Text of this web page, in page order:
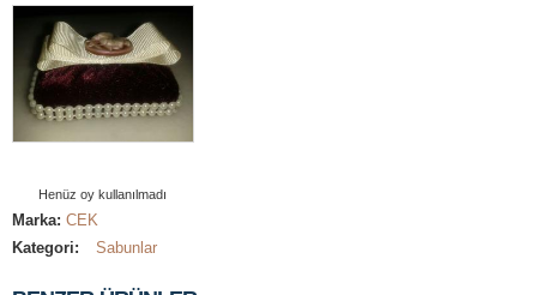
Henüz oy kullanılmadı
Marka: CEK
Kategori:
Sabunlar